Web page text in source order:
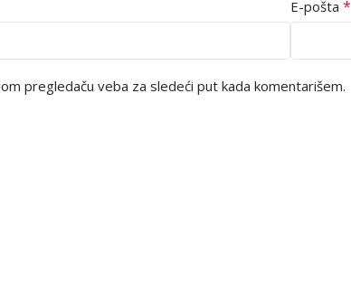
E-pošta *
pregledaču veba za sledeći put kada komentarišem.